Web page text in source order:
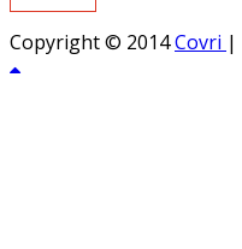
Copyright © 2014Covri |